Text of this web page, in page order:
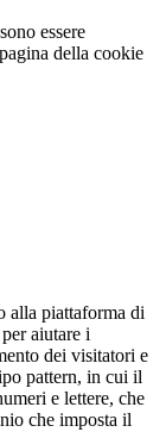
essere
della cookie
alla piattaforma di
aiutare i
dei visitatori e
pattern, in cui il
e lettere, che
che imposta il